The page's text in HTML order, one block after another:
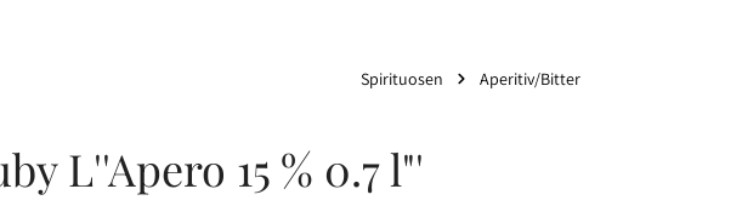
Spirituosen Aperitiv/Bitter
von 0 von 5 Sternen
L''Apero 15 % 0.7 l"'